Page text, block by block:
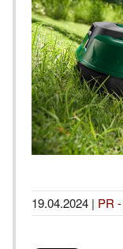
19.04.2024 | PR